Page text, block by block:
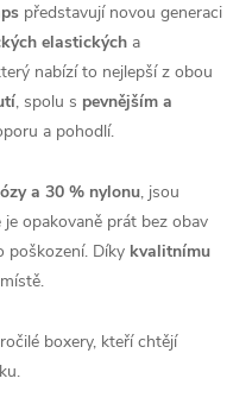
představují novou generaci
elastických a
nabízí to nejlepší z obou
, spolu s pevnějším a
a pohodlí.
a 30 % nylonu, jsou
opakovaně prát bez obav
poškození. Díky kvalitnímu
boxery, kteří chtějí